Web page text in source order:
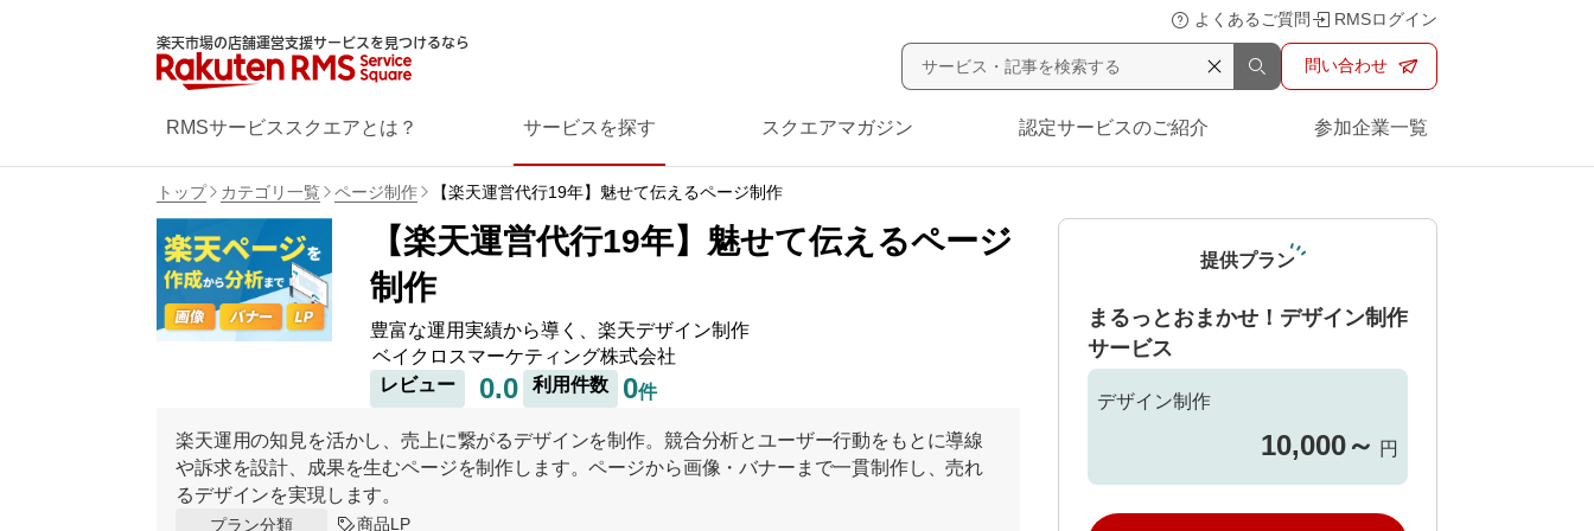
楽天市場の店舗運営支援サービスを見つけるなら
よくあるご質問 RMSログイン
問い合わせ
RMSサービススクエアとは？ サービスを探す スクエアマガジン 認定サービスのご紹介 参加企業一覧
トップ カテゴリ一覧 ページ制作 【楽天運営代行19年】魅せて伝えるページ制作
【楽天運営代行19年】魅せて伝えるページ
制作
豊富な運用実績から導く、楽天デザイン制作
ベイクロスマーケティング株式会社
レビュー
0.0 利用件数 0件
楽天運用の知見を活かし、売上に繋がるデザインを制作。競合分析とユーザー行動をもとに導線
や訴求を設計、成果を生むページを制作します。ページから画像・バナーまで一貫制作し、売れ
るデザインを実現します。
プラン分類 商品LP
提供プラン
まるっとおまかせ！デザイン制作
サービス
デザイン制作
10,000～ 円